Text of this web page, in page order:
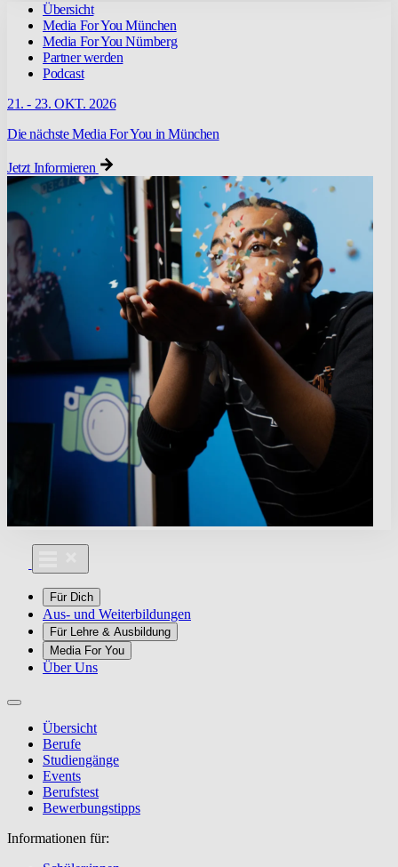
Übersicht
Media For You München
Media For You Nürnberg
Partner werden
Podcast
21. - 23. OKT. 2026
Die nächste Media For You in München
Jetzt Informieren
Für Dich
Aus- und Weiterbildungen
Für Lehre & Ausbildung
Media For You
Über Uns
Übersicht
Berufe
Studiengänge
Events
Berufstest
Bewerbungstipps
Informationen für: